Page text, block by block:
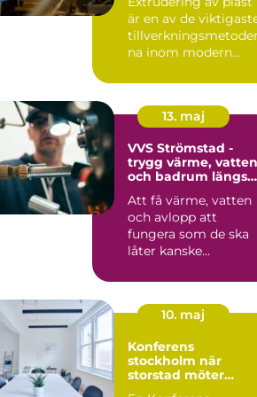
är en av de
tillverkningsmetoder
na inom modern
g...
13. maj
VVS Strömstad -
trygg värme, vatten
och badrum längs
Att få värme, vatten
och avlopp att
fungera som de ska
låter kanske
10. maj
Konferens
stockholm när
storstad möter